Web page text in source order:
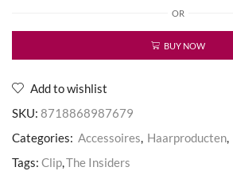
OR
BUY NOW
Add to wishlist
SKU: 8718868987679
Categories: Accessoires, Haarproducten,
Tags: Clip,The Insiders